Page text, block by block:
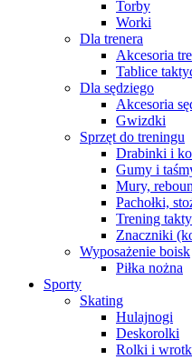
Torby
Worki
Dla trenera
Akcesoria
Tablice
Dla sędziego
Akcesoria
Gwizdki
Sprzęt do treningu
Drabinki i
Gumy i
Mury,
Pachołki,
Trening
Znaczniki
Wyposażenie boisk
Piłka nożna
Sporty
Skating
Hulajnogi
Deskorolki
Rolki i